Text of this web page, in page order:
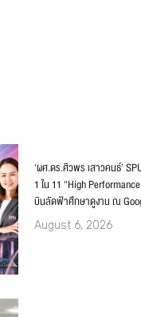
‘ผศ.ดร.ศิวพร เสาวคนธ์’
1 ใน 11 “High
บินลัดฟ้าศึกษาดูงาน ณ
August 6, 2026